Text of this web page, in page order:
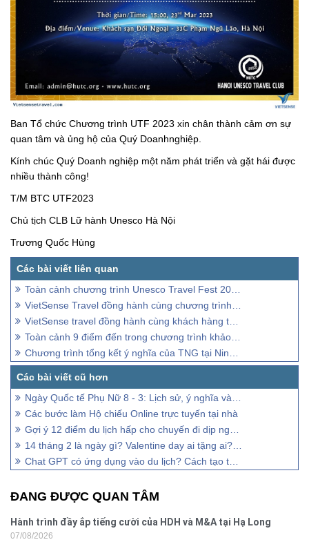
Ban Tổ chức Chương trình UTF 2023 xin chân thành cảm ơn sự
quan tâm và ủng hộ của Quý Doanhnghiệp.
Kính chúc Quý Doanh nghiệp một năm phát triển và gặt hái được
nhiều thành công!
T/M BTC UTF2023
Chủ tịch CLB Lữ hành Unesco Hà Nội
Trương Quốc Hùng
Toàn cảnh chương trình Unesco Travel Fest 2023 – Together Again
VietSense Travel đồng hành cùng chương trình "Hôm Nay Ai Đến" VTV6 số 55 - 21-4-2017
VietSense travel đồng hành cùng khách hàng tại Travel Fest 2019
Toàn cảnh 9 điểm đến trong chương trình khảo sát Sơn La 2022
Chương trình tổng kết ý nghĩa của TNG tại Ninh Bình
Ngày Quốc tế Phụ Nữ 8 - 3: Lịch sử, ý nghĩa và lời chúc hay
Các bước làm Hộ chiếu Online trực tuyến tại nhà
Gợi ý 12 điểm du lịch hấp cho chuyến đi dịp nghỉ lễ 30/4 -1/5/2023
14 tháng 2 là ngày gì? Valentine day ai tặng ai? Quà gì?
Chat GPT có ứng dụng vào du lịch? Cách tạo tài khoản và sử dụng
ĐANG ĐƯỢC QUAN TÂM
Hành trình đầy ắp tiếng cười của HDH và M&A tại Hạ Long
07/08/2026